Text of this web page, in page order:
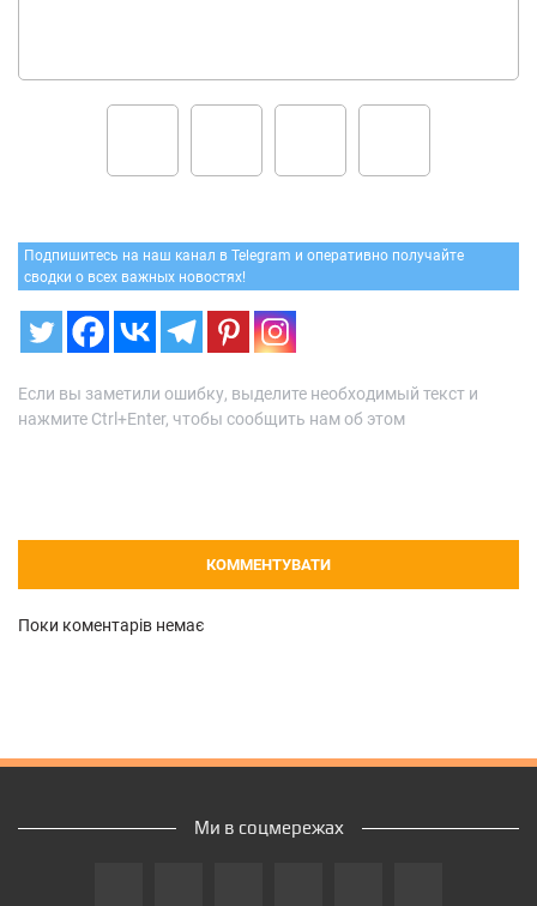
Подпишитесь на наш канал в Telegram и оперативно получайте
сводки о всех важных новостях!
Если вы заметили ошибку, выделите необходимый текст и
нажмите Ctrl+Enter, чтобы сообщить нам об этом
КОММЕНТУВАТИ
Поки коментарів немає
Ми в соцмережах